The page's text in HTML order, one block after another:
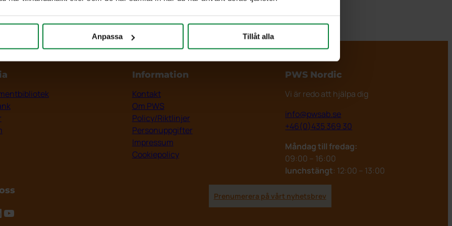
Anpassa Tillåt alla
Information
Kontakt
Om PWS
Policy/Riktlinjer
Personuppgifter
Impressum
Cookiepolicy
PWS Nordic
Vi är redo att hjälpa dig
info@pwsab.se
+46(0)435 369 30
Måndag till fredag:
09:00 – 16:00
lunchstängt: 12:00 – 13:00
YouTube
Prenumerera på vårt nyhetsbrev